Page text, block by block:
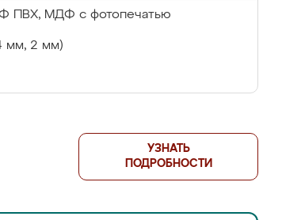
ПВХ, МДФ с фотопечатью
мм, 2 мм)
УЗНАТЬ
ПОДРОБНОСТИ